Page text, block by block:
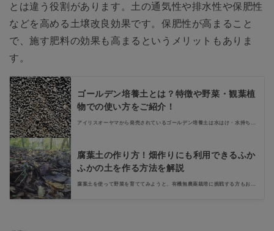
とは違う役割があります。土の通気性や排水性や保肥性
などを高める土壌改良効果です。保肥性が高まること
で、施す肥料の効果も高まるというメリットもありま
す。
ゴールデン培養土とは？特徴や野菜・観葉植
物での使い方をご紹介！
アイリスオーヤマから発売されているゴールデン培養土は水はけ・水持ちの
腐葉土の作り方！畑作りにも利用できるふか
ふかの土を作る方法を解説
腐葉土を使って野菜を育ててみようと、有機無農薬栽培に挑戦する方もおら